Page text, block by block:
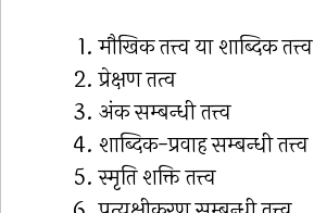
मौखिक तत्त्व या शाब्दिक तत्त्व
प्रेक्षण तत्व
अंक सम्बन्धी तत्त्व
शाब्दिक-प्रवाह सम्बन्धी तत्त्व
स्मृति शक्ति तत्त्व